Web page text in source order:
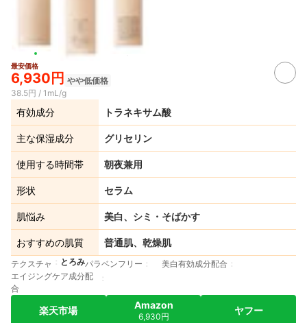
最安価格
6,930円 やや低価格
38.5円 / 1mL/g
有効成分 トラネキサム酸
主な保湿成分 グリセリン
使用する時間帯 朝夜兼用
形状 セラム
肌悩み 美白、シミ・そばかす
おすすめの肌質 普通肌、乾燥肌
テクスチャ とろみパラベンフリー
美白有効成分配合
エイジングケア成分配
合
楽天市場 Amazon
6,930円
ヤフー